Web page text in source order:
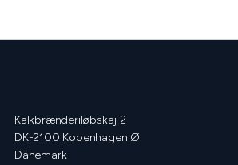
Kalkbrænderiløbskaj 2
DK-2100 Kopenhagen Ø
Dänemark